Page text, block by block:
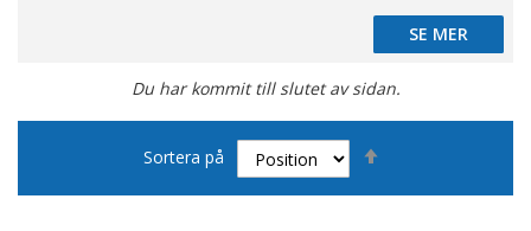
SE MER
SE MER
Du har kommit till slutet av sidan.
Sortera på